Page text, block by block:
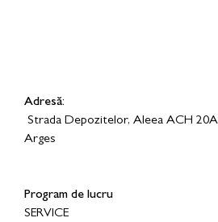
Adresă:
Strada Depozitelor, Aleea ACH
Arges
Program de lucru
SERVICE